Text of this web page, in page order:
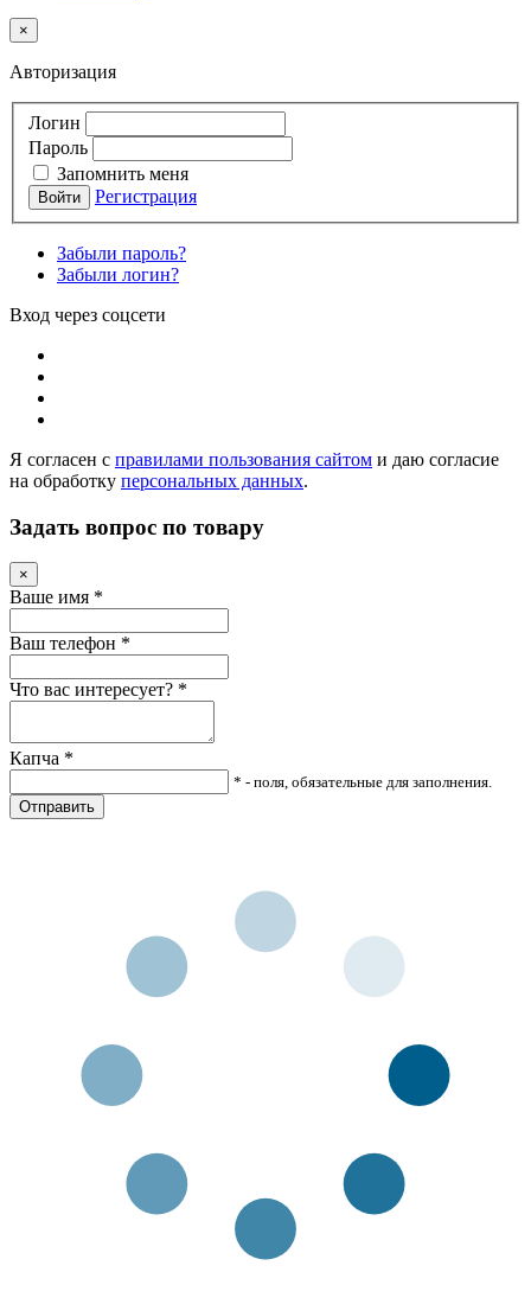
×
Авторизация
Логин
Пароль
Запомнить меня
Регистрация
Забыли пароль?
Забыли логин?
Вход через соцсети
Я согласен с правилами пользования сайтом и даю согласие
на обработку персональных данных.
Задать вопрос по товару
×
Ваше имя *
Ваш телефон *
Что вас интересует? *
Капча *
* - поля, обязательные для заполнения.
Отправить